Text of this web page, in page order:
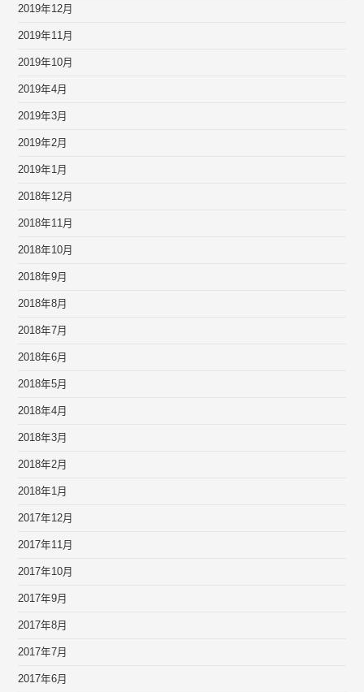
2019年12月
2019年11月
2019年10月
2019年4月
2019年3月
2019年2月
2019年1月
2018年12月
2018年11月
2018年10月
2018年9月
2018年8月
2018年7月
2018年6月
2018年5月
2018年4月
2018年3月
2018年2月
2018年1月
2017年12月
2017年11月
2017年10月
2017年9月
2017年8月
2017年7月
2017年6月